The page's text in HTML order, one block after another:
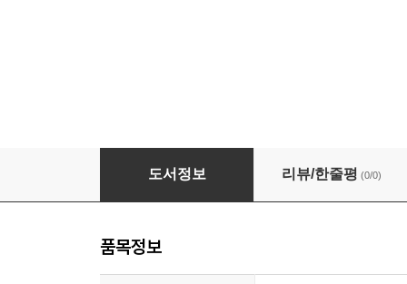
가용성 휴리스틱: 인지 심리학으로 이해하는 판
도서정보 리뷰/한줄평 (0/0)
품목정보